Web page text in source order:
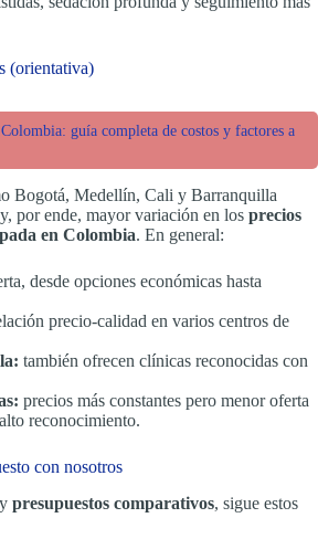
(orientativa)
guía completa de costos y factores a
Bogotá, Medellín, Cali y Barranquilla
por ende, mayor variación en los precios
en Colombia. En general:
desde opciones económicas hasta
precio-calidad en varios centros de
también ofrecen clínicas reconocidas con
precios más constantes pero menor oferta
reconocimiento.
con nosotros
presupuestos comparativos, sigue estos